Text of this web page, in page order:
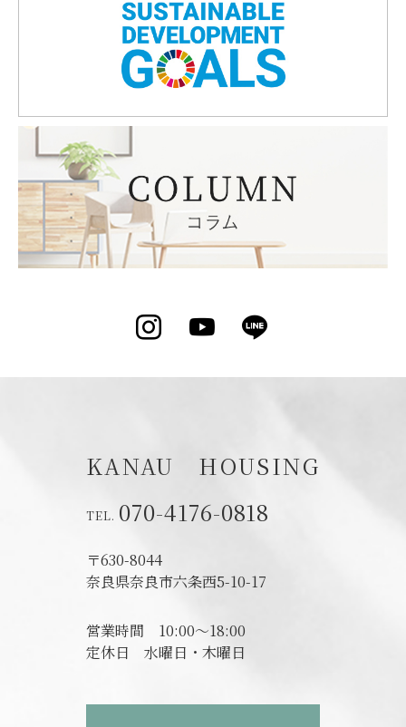
Instagram
YouTube
KANAU HOUSING
070-4176-0818
〒630-8044
奈良県奈良市六条西5-10-17
営業時間 10:00～18:00
定休日 水曜日・木曜日